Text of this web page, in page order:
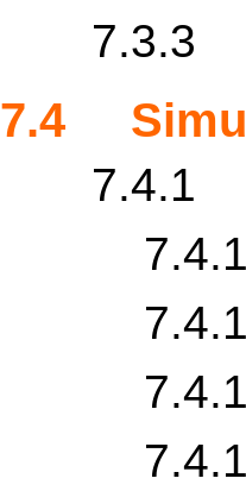
7.3.3
7.4
7.4.1
7.4.1.1
7.4.1.2
7.4.1.3